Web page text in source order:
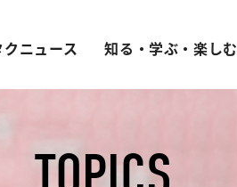
ニュース 知る・学ぶ・楽しむ